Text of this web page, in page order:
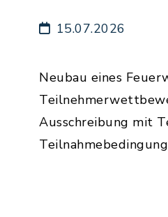
15.07.2026
Neubau eines
Ausschreibung mit